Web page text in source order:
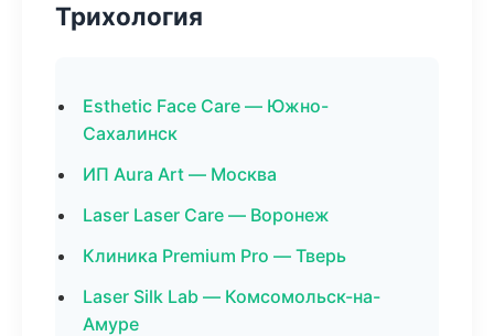
Трихология
Esthetic Face Care — Южно-
Сахалинск
ИП Aura Art — Москва
Laser Laser Care — Воронеж
Клиника Premium Pro — Тверь
Laser Silk Lab — Комсомольск-на-
Амуре